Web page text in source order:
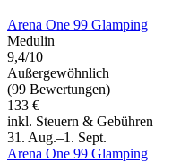
Arena One 99 Glamping
Medulin
9,4/10
Außergewöhnlich
(99 Bewertungen)
133 €
inkl. Steuern & Gebühren
31. Aug.–1. Sept.
Arena One 99 Glamping